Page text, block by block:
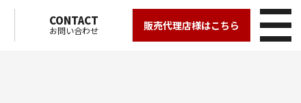
CONTACT
お問い合わせ 販売代理店様はこちら